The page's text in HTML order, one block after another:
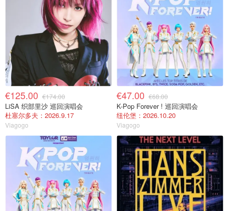
€125.00 €174.00
LiSA 织部里沙 巡回演唱会
杜塞尔多夫：2026.9.17
Viagogo
€47.00 €68.00
K-Pop Forever ! 巡回演唱会
纽伦堡：2026.10.20
Viagogo